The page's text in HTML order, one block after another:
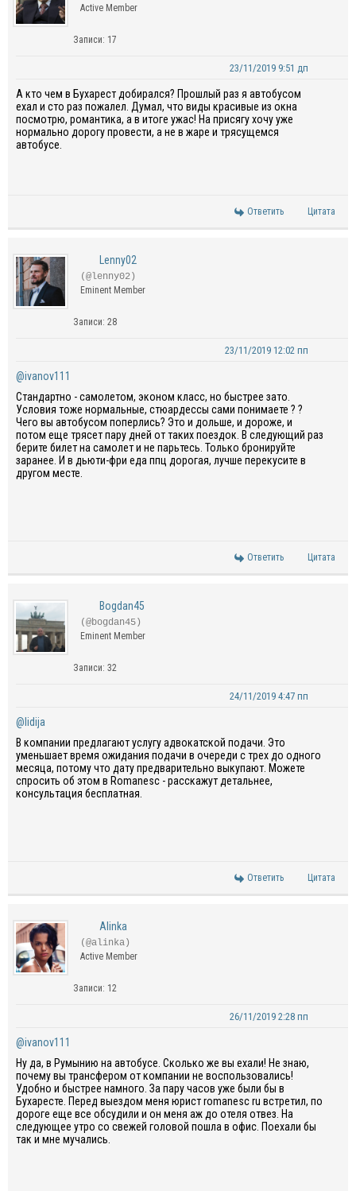
Active Member
Записи: 17
23/11/2019 9:51 дп
А кто чем в Бухарест добирался? Прошлый раз я автобусом
ехал и сто раз пожалел. Думал, что виды красивые из окна
посмотрю, романтика, а в итоге ужас! На присягу хочу уже
нормально дорогу провести, а не в жаре и трясущемся
автобусе.
Ответить Цитата
Lenny02
(@lenny02)
Eminent Member
Записи: 28
23/11/2019 12:02 пп
@ivanov111
Стандартно - самолетом, эконом класс, но быстрее зато.
Условия тоже нормальные, стюардессы сами понимаете ? ?
Чего вы автобусом поперлись? Это и дольше, и дороже, и
потом еще трясет пару дней от таких поездок. В следующий раз
берите билет на самолет и не парьтесь. Только бронируйте
заранее. И в дьюти-фри еда ппц дорогая, лучше перекусите в
другом месте.
Ответить Цитата
Bogdan45
(@bogdan45)
Eminent Member
Записи: 32
24/11/2019 4:47 пп
@lidija
В компании предлагают услугу адвокатской подачи. Это
уменьшает время ожидания подачи в очереди с трех до одного
месяца, потому что дату предварительно выкупают. Можете
спросить об этом в Romanesc - расскажут детальнее,
консультация бесплатная.
Ответить Цитата
Alinka
(@alinka)
Active Member
Записи: 12
26/11/2019 2:28 пп
@ivanov111
Ну да, в Румынию на автобусе. Сколько же вы ехали! Не знаю,
почему вы трансфером от компании не воспользовались!
Удобно и быстрее намного. За пару часов уже были бы в
Бухаресте. Перед выездом меня юрист romanesc ru встретил, по
дороге еще все обсудили и он меня аж до отеля отвез. На
следующее утро со свежей головой пошла в офис. Поехали бы
так и мне мучались.